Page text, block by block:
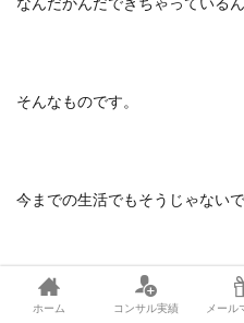
なんだかんだできちゃっているん
そんなものです。
今までの生活でもそうじゃないで
・試験勉強を毎日こなして1つ1
ホーム コンサル実績 メール